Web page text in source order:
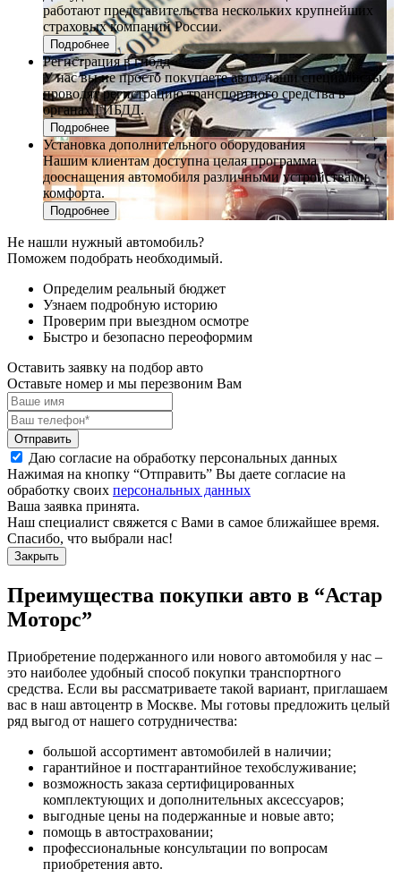
работают представительства нескольких крупнейших
страховых компаний России.
Подробнее
Регистрация в гибдд
У нас вы не просто покупаете авто, наши специалисты
проводят регистрацию транспортного средства в
органах ГИБДД.
Подробнее
Установка дополнительного оборудования
Нашим клиентам доступна целая программа
дооснащения автомобиля различными устройствами
комфорта.
Подробнее
Не нашли нужный автомобиль?
Поможем подобрать необходимый.
Определим реальный бюджет
Узнаем подробную историю
Проверим при выездном осмотре
Быстро и безопасно переоформим
Оставить заявку на подбор авто
Оставьте номер и мы перезвоним Вам
Отправить
Даю согласие на обработку персональных данных
Нажимая на кнопку “Отправить” Вы даете согласие на
обработку своих персональных данных
Ваша заявка принята.
Наш специалист свяжется с Вами в самое ближайшее время.
Спасибо, что выбрали нас!
Закрыть
Преимущества покупки авто в “Астар
Моторс”
Приобретение подержанного или нового автомобиля у нас –
это наиболее удобный способ покупки транспортного
средства. Если вы рассматриваете такой вариант, приглашаем
вас в наш автоцентр в Москве. Мы готовы предложить целый
ряд выгод от нашего сотрудничества:
большой ассортимент автомобилей в наличии;
гарантийное и постгарантийное техобслуживание;
возможность заказа сертифицированных
комплектующих и дополнительных аксессуаров;
выгодные цены на подержанные и новые авто;
помощь в автостраховании;
профессиональные консультации по вопросам
приобретения авто.